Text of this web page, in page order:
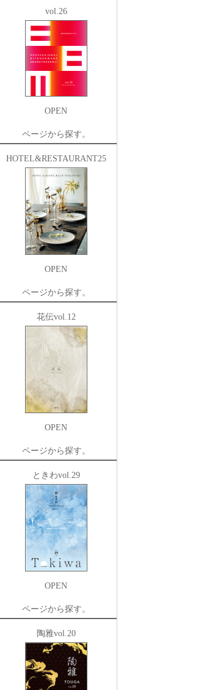
vol.26
OPEN
ページから探す。
HOTEL&RESTAURANT25
OPEN
ページから探す。
花伝vol.12
OPEN
ページから探す。
ときわvol.29
OPEN
ページから探す。
陶雅vol.20